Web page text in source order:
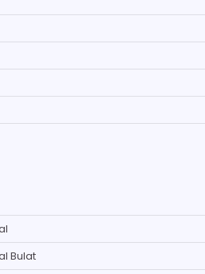
Bulat